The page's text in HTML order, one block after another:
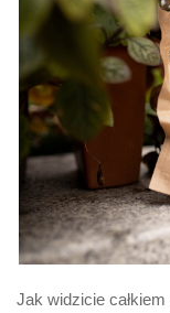
Jak widzicie